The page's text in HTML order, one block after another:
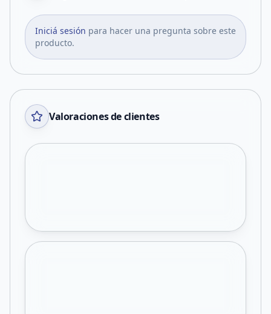
Iniciá sesión para hacer una pregunta sobre este
producto.
Valoraciones de clientes